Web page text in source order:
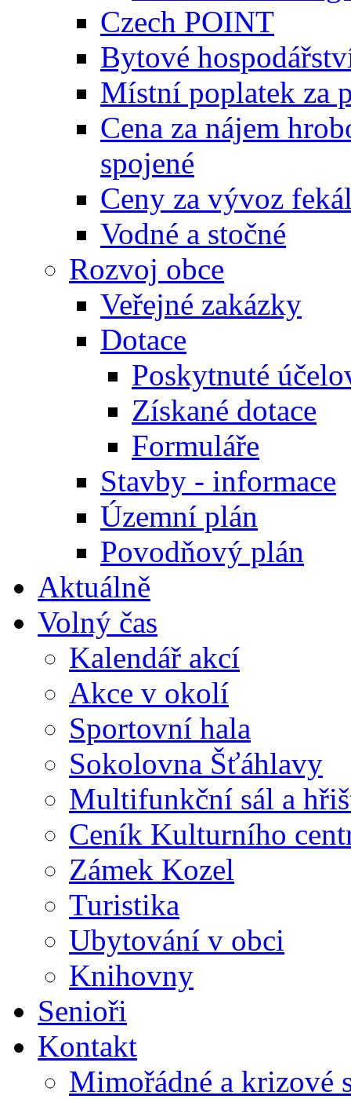
Czech POINT
Bytové
Místní poplatek za
Cena za nájem
spojené
Ceny za vývoz
Vodné a stočné
Rozvoj obce
Veřejné zakázky
Dotace
Poskytnuté
Získané dotace
Formuláře
Stavby - informace
Územní plán
Povodňový plán
Aktuálně
Volný čas
Kalendář akcí
Akce v okolí
Sportovní hala
Sokolovna Šťáhlavy
Multifunkční sál a
Ceník Kulturního
Zámek Kozel
Turistika
Ubytování v obci
Knihovny
Senioři
Kontakt
Mimořádné a krizové